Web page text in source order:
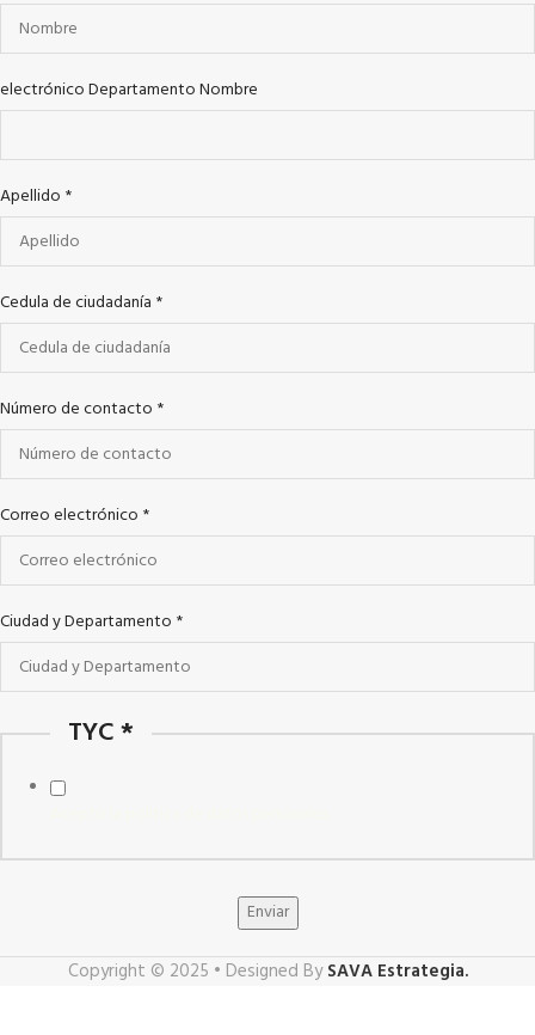
electrónico Departamento Nombre
Apellido *
Cedula de ciudadanía *
Número de contacto *
Correo electrónico *
Ciudad y Departamento *
TYC*
Enviar
Copyright © 2025 • Designed BySAVA Estrategia.